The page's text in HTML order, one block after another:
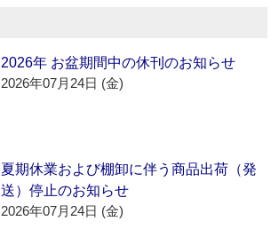
2026年 お盆期間中の休刊のお知らせ
2026年07月24日 (金)
夏期休業および棚卸に伴う商品出荷（発
送）停止のお知らせ
2026年07月24日 (金)